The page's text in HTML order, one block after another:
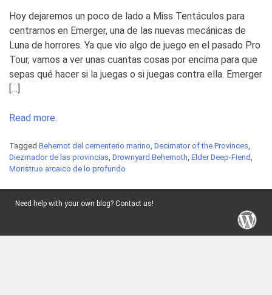
Hoy dejaremos un poco de lado a Miss Tentáculos para
centrarnos en Emerger, una de las nuevas mecánicas de
Luna de horrores. Ya que vio algo de juego en el pasado Pro
Tour, vamos a ver unas cuantas cosas por encima para que
sepas qué hacer si la juegas o si juegas contra ella. Emerger
[…]
Read more.
Tagged Behemot del cementerio marino, Decimator of the Provinces,
Diezmador de las provincias, Drownyard Behemoth, Elder Deep-Fiend,
Monstruo arcaico de lo profundo
Need help with your own blog? Contact us!